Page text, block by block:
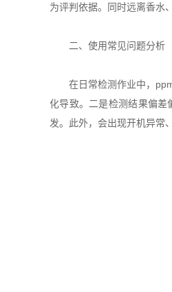
为评判依据。同时远离香水
二、使用常见问题分析
在日常检测作业中，ppm-
化导致。二是检测结果偏差
发。此外，会出现开机异常